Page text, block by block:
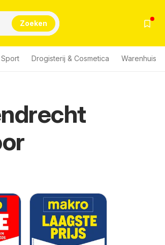
Zoeken
Drogisterij & Cosmetica Warenhuis